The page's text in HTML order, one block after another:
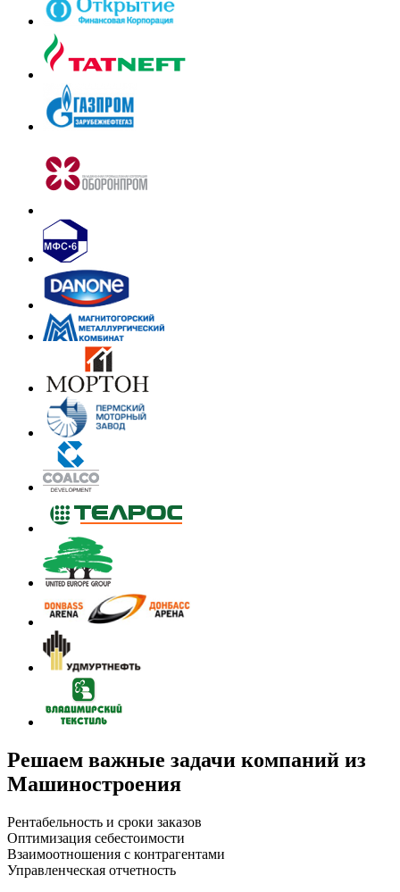
Решаем важные задачи компаний из
Машиностроения
Рентабельность и сроки заказов
Оптимизация себестоимости
Взаимоотношения с контрагентами
Управленческая отчетность